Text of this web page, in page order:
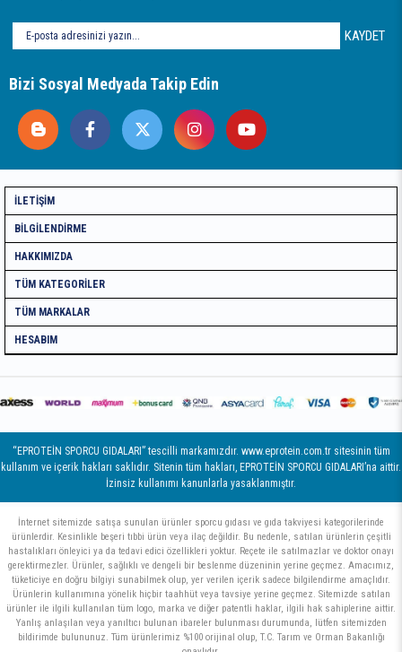
KAYDET
Bizi Sosyal Medyada Takip Edin
İLETIŞIM
BILGILENDIRME
HAKKIMIZDA
TÜM KATEGORILER
TÜM MARKALAR
HESABIM
“EPROTEİN SPORCU GIDALARI” tescilli markamızdır. www.eprotein.com.tr sitesinin tüm
kullanım ve içerik hakları saklıdır. Sitenin tüm hakları, EPROTEİN SPORCU GIDALARI’na aittir.
İzinsiz kullanımı kanunlarla yasaklanmıştır.
İnternet sitemizde satışa sunulan ürünler sporcu gıdası ve gıda takviyesi kategorilerinde
ürünlerdir. Kesinlikle beşeri tıbbi ürün veya ilaç değildir. Bu nedenle, satılan ürünlerin çeşitli
hastalıkları önleyici ya da tedavi edici özellikleri yoktur. Reçete ile satılmazlar ve doktor onayı
gerektirmezler. Ürünler, sağlıklı ve dengeli bir beslenme düzeninin yerine geçmez. Amacımız,
tüketiciye en doğru bilgiyi sunabilmek olup, yer verilen içerik sadece bilgilendirme amaçlıdır.
Ürünlerin kullanımına yönelik hiçbir taahhüt veya tavsiye yerine geçmez. Sitemizde satılan
ürünler ile ilgili kullanılan tüm logo, marka ve diğer patentli haklar, ilgili hak sahiplerine aittir.
Yanlış anlaşılan veya yanıltıcı bulunan ibareler bulunması durumunda, lütfen sitemizden
bildirimde bulununuz. Tüm ürünlerimiz %100 orijinal olup, T.C. Tarım ve Orman Bakanlığı